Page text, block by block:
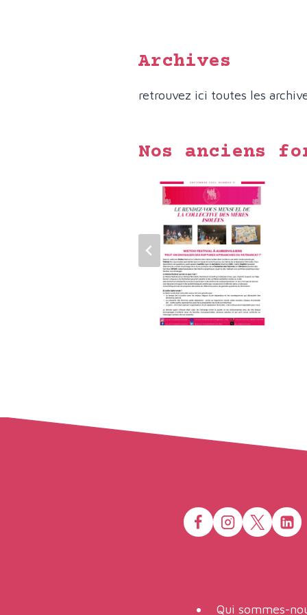
Archives
retrouvez ici toutes les
Nos anciens
Qui sommes-